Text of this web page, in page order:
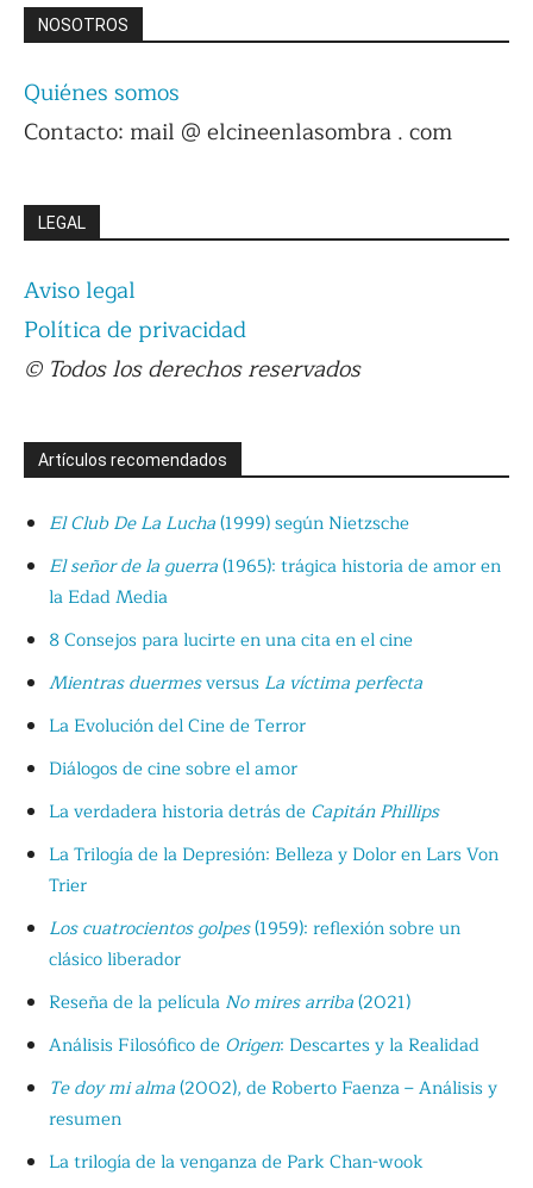
NOSOTROS
Quiénes somos
Contacto: mail @ elcineenlasombra . com
LEGAL
Aviso legal
Política de privacidad
© Todos los derechos reservados
Artículos recomendados
El Club De La Lucha(1999) según Nietzsche
El señor de la guerra(1965): trágica historia de amor en
la Edad Media
8 Consejos para lucirte en una cita en el cine
Mientras duermesversus La víctima perfecta
La Evolución del Cine de Terror
Diálogos de cine sobre el amor
La verdadera historia detrás de Capitán Phillips
La Trilogía de la Depresión: Belleza y Dolor en Lars Von
Trier
Los cuatrocientos golpes(1959): reflexión sobre un
clásico liberador
Reseña de la película No mires arriba(2021)
Análisis Filosófico de Origen: Descartes y la Realidad
Te doy mi alma(2002), de Roberto Faenza – Análisis y
resumen
La trilogía de la venganza de Park Chan-wook